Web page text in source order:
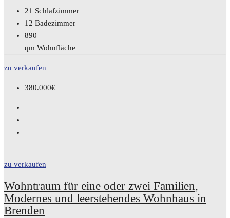
21 Schlafzimmer
12 Badezimmer
890
qm Wohnfläche
zu verkaufen
380.000€
zu verkaufen
Wohntraum für eine oder zwei Familien,
Modernes und leerstehendes Wohnhaus in
Brenden